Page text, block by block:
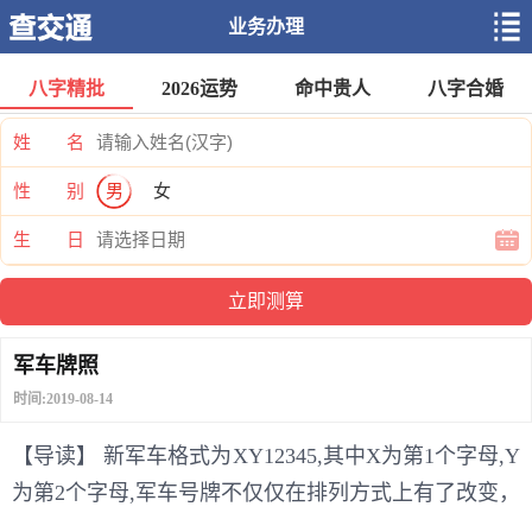
业务办理
八字精批 2026运势 命中贵人 八字合婚
姓 名
性 别 男 女
生 日
军车牌照
时间:2019-08-14
【导读】 新军车格式为XY12345,其中X为第1个字母,Y
为第2个字母,军车号牌不仅仅在排列方式上有了改变，